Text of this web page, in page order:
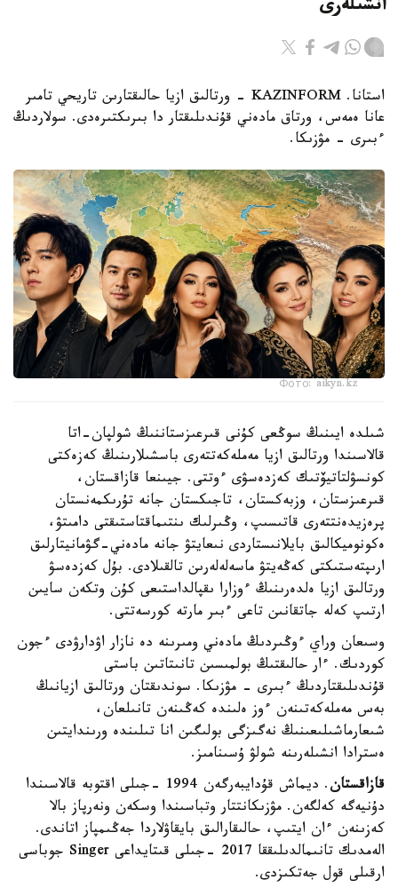
انشىلەرى
استانا. KAZINFORM - ورتالىق ازيا حالىقتارىن تاريحي تامىر
عانا ەمەس، ورتاق مادەني قۇندىلىقتار دا بىرىكتىرەدى. سولاردىڭ
ءبىرى – مۋزىكا.
Фото: aikyn.kz
شىلدە ايىنىڭ سوڭعى كۇنى قىرعىزستاننىڭ شولپان-اتا
قالاسىندا ورتالىق ازيا مەملەكەتتەرى باسشىلارىنىڭ كەزەكتى
كونسۋلتاتيۆتىك كەزدەسۋى ءوتتى. جيىنعا قازاقستان،
قىرعىزستان، وزبەكستان، تاجىكستان جانە تۇرىكمەنستان
پرەزيدەنتتەرى قاتىسىپ، وڭىرلىك ىنتىماقتاستىقتى دامىتۋ،
ەكونوميكالىق بايلانىستاردى نىعايتۋ جانە مادەني-گۋمانيتارلىق
ارىپتەستىكتى كەڭەيتۋ ماسەلەلەرىن تالقىلادى. بۇل كەزدەسۋ
ورتالىق ازيا ەلدەرىنىڭ ءوزارا ىقپالداستىعى كۇن وتكەن سايىن
ارتىپ كەلە جاتقانىن تاعى ءبىر مارتە كورسەتتى.
وسىعان وراي ءوڭىردىڭ مادەني ومىرىنە دە نازار اۋدارۋدى ءجون
كوردىك. ءار حالىقتىڭ بولمىسىن تانىتاتىن باستى
قۇندىلىقتاردىڭ ءبىرى - مۋزىكا. سوندىقتان ورتالىق ازيانىڭ
بەس مەملەكەتىنەن ءوز ەلىندە كەڭىنەن تانىلعان،
شىعارماشىلىعىنىڭ نەگىزگى بولىگىن انا تىلىندە ورىندايتىن
ەسترادا انشىلەرىنە شولۋ ۇسىنامىز.
قازاقستان
. ديماش قۇدايبەرگەن 1994 -جىلى اقتوبە قالاسىندا
دۇنيەگە كەلگەن. مۋزىكانتتار وتباسىندا وسكەن ونەرپاز بالا
كەزىنەن ءان ايتىپ، حالىقارالىق بايقاۋلاردا جەڭىمپاز اتاندى.
الەمدىك تانىمالدىلىققا 2017 -جىلى قىتايداعى Singer جوباسى
ارقىلى قول جەتكىزدى.